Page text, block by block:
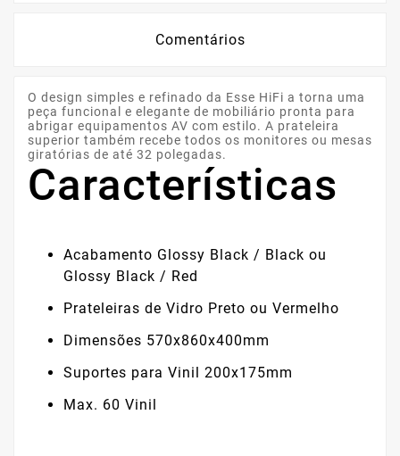
Comentários
O design simples e refinado da Esse HiFi a torna uma
peça funcional e elegante de mobiliário pronta para
abrigar equipamentos AV com estilo. A prateleira
superior também recebe todos os monitores ou mesas
giratórias de até 32 polegadas.
Características
Acabamento Glossy Black / Black ou
Glossy Black / Red
Prateleiras de Vidro Preto ou Vermelho
Dimensões 570x860x400mm
Suportes para Vinil 200x175mm
Max. 60 Vinil